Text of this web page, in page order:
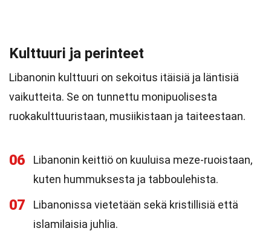
Kulttuuri ja perinteet
Libanonin kulttuuri on sekoitus itäisiä ja läntisiä
vaikutteita. Se on tunnettu monipuolisesta
ruokakulttuuristaan, musiikistaan ja taiteestaan.
06
Libanonin keittiö on kuuluisa meze-ruoistaan,
kuten hummuksesta ja tabboulehista.
07
Libanonissa vietetään sekä kristillisiä että
islamilaisia juhlia.